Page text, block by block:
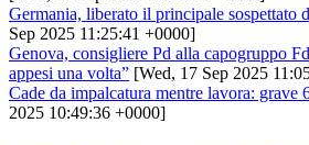
Germania, liberato il principale sospettato
Sep 2025 11:25:41 +0000]
Genova, consigliere Pd alla capogruppo
appesi una volta” [Wed, 17 Sep 2025
Cade da impalcatura mentre lavora: grave
2025 10:49:36 +0000]